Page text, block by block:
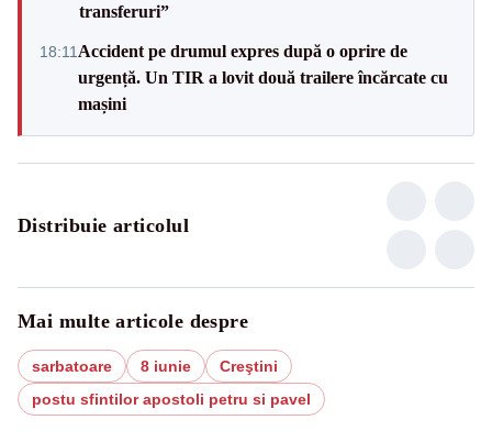
transferuri”
18:11 Accident pe drumul expres după o oprire de
urgență. Un TIR a lovit două trailere încărcate cu
mașini
Distribuie articolul
Mai multe articole despre
sarbatoare 8 iunie
Creştini
postu sfintilor apostoli petru si pavel